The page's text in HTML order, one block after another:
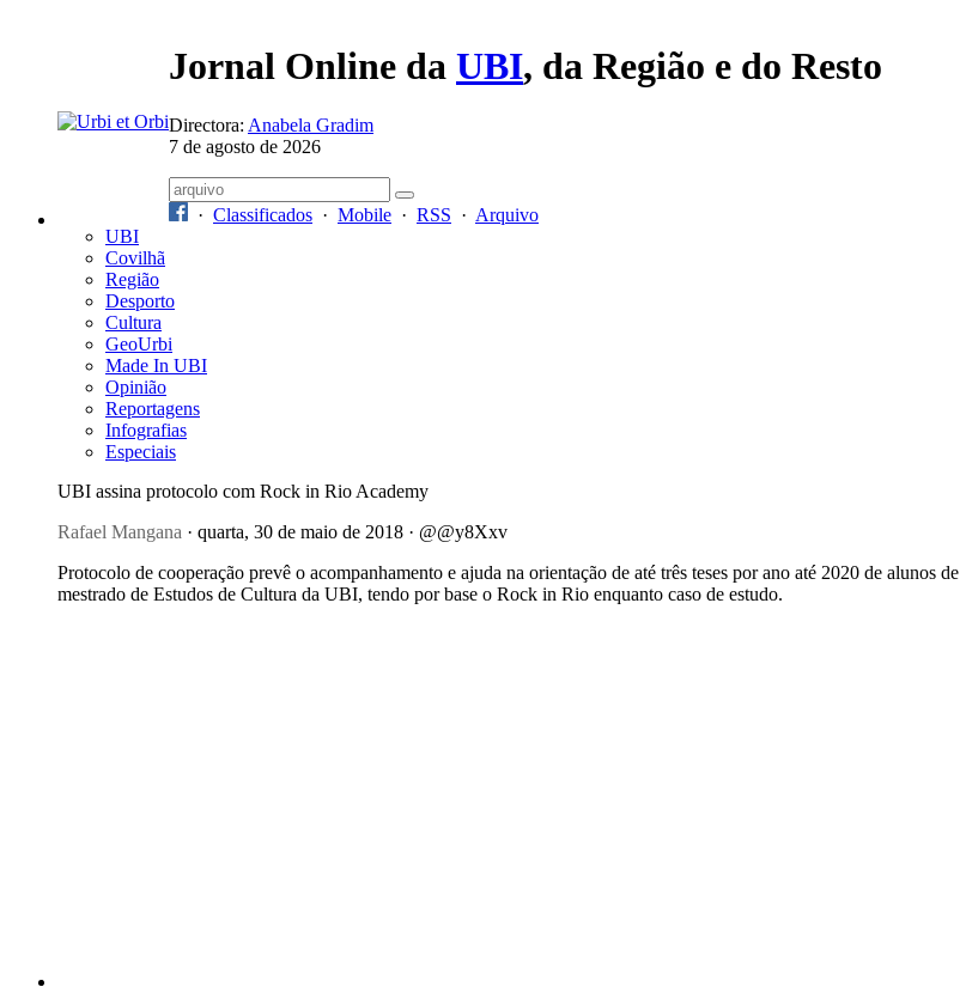
Jornal Online da UBI, da Região e do Resto
Directora: Anabela Gradim
7 de agosto de 2026
· Classificados · Mobile · RSS · Arquivo
UBI
Covilhã
Região
Desporto
Cultura
GeoUrbi
Made In UBI
Opinião
Reportagens
Infografias
Especiais
UBI assina protocolo com Rock in Rio Academy
Rafael Mangana · quarta, 30 de maio de 2018 · @@y8Xxv
Protocolo de cooperação prevê o acompanhamento e ajuda na orientação de até três teses por ano até 2020 de alunos de
mestrado de Estudos de Cultura da UBI, tendo por base o Rock in Rio enquanto caso de estudo.